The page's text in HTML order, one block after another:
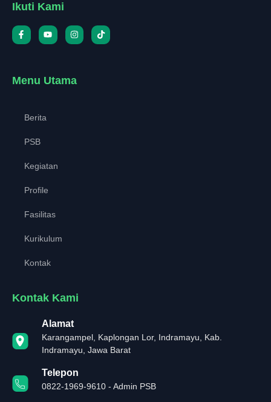
Ikuti Kami
Menu Utama
Berita
PSB
Kegiatan
Profile
Fasilitas
Kurikulum
Kontak
Kontak Kami
Alamat
Karangampel, Kaplongan Lor, Indramayu, Kab.
Indramayu, Jawa Barat
Telepon
0822-1969-9610 - Admin PSB